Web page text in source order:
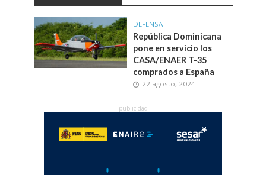
DEFENSA
República Dominicana
pone en servicio los
CASA/ENAER T-35
comprados a España
22 agosto, 2024